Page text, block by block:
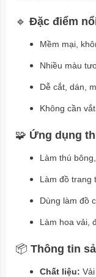
🔹 Đặc điểm
Mềm mại,
Nhiều màu
Dễ cắt, dán,
Không cần
🧩 Ứng dụng
Làm thú
Làm đồ trang
Dùng làm đồ
Làm hoa vải,
📦 Thông tin
Chất liệu: